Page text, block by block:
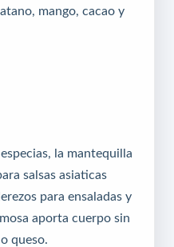
mango, cacao y
la mantequilla
salsas asiaticas
para ensaladas y
aporta cuerpo sin
queso.